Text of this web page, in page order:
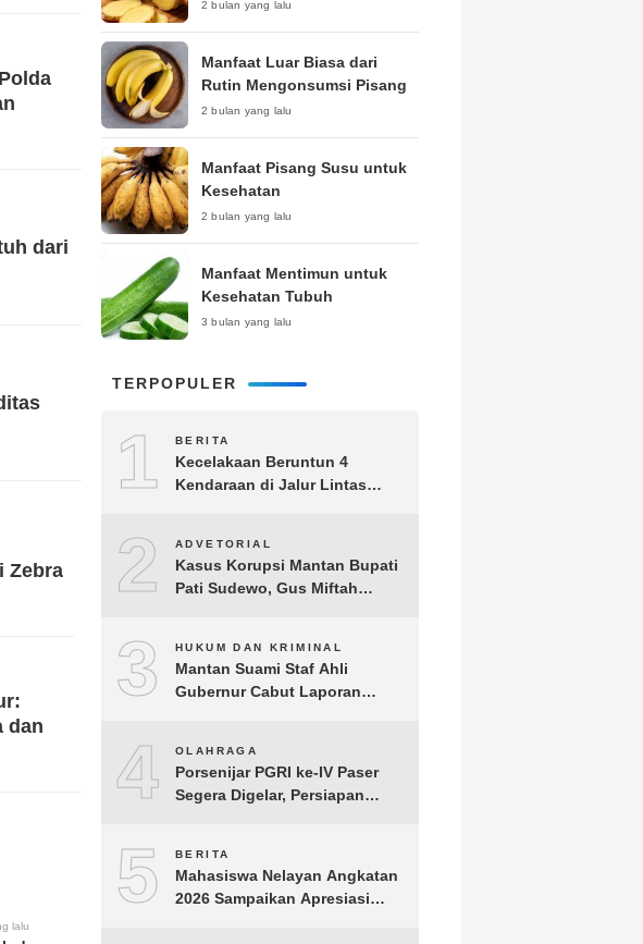
dari
Zebra
dan
lalu
2 bulan yang lalu
Manfaat Luar Biasa dari
Rutin Mengonsumsi Pisang
2 bulan yang lalu
Manfaat Pisang Susu untuk
Kesehatan
2 bulan yang lalu
Manfaat Mentimun untuk
Kesehatan Tubuh
3 bulan yang lalu
TERPOPULER
1 BERITA
Kecelakaan Beruntun 4
Kendaraan di Jalur Lintas
2 ADVETORIAL
Kasus Korupsi Mantan Bupati
Pati Sudewo, Gus Miftah
3 HUKUM DAN KRIMINAL
Mantan Suami Staf Ahli
Gubernur Cabut Laporan
4 OLAHRAGA
Porsenijar PGRI ke-IV Paser
Segera Digelar, Persiapan
5 BERITA
Mahasiswa Nelayan Angkatan
2026 Sampaikan Apresiasi